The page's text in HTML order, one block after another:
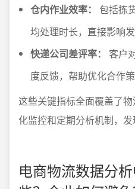
仓内作业效率：
包括拣
均处理时长，直接影响发
快递公司差评率：
客户
度反馈，帮助优化合作策
这些关键指标全面覆盖了
化监控和定期分析机制，发
电商物流数据分